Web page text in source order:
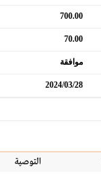
700.00
70.00
موافقة
2024/03/28
التوصية